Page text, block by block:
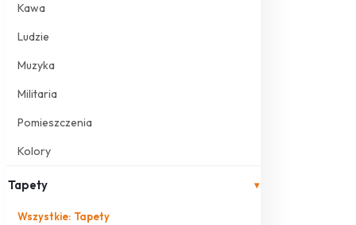
Kawa
Ludzie
Muzyka
Militaria
Pomieszczenia
Kolory
Tapety ▾
Wszystkie: Tapety